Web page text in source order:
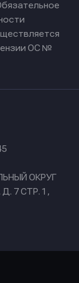
ОС №
ОКРУГ
7 СТР. 1,